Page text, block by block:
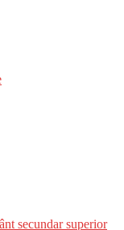
secundar superior